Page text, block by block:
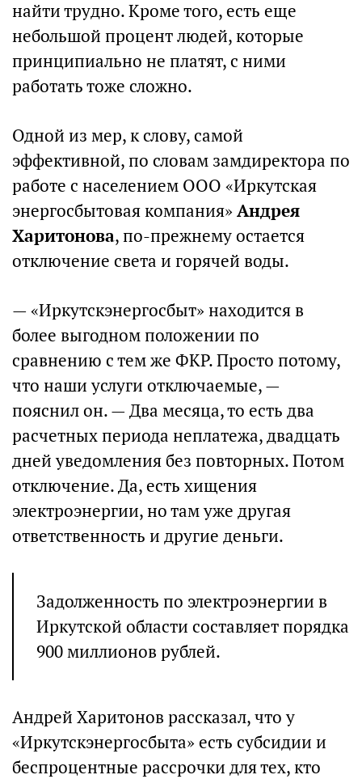
найти трудно. Кроме того, есть еще
небольшой процент людей, которые
принципиально не платят, с ними
работать тоже сложно.
Одной из мер, к слову, самой
эффективной, по словам замдиректора по
работе с населением ООО «Иркутская
энергосбытовая компания»Андрея
Харитонова, по-прежнему остается
отключение света и горячей воды.
— «Иркутскэнергосбыт» находится в
более выгодном положении по
сравнению с тем же ФКР. Просто потому,
что наши услуги отключаемые, —
пояснил он. — Два месяца, то есть два
расчетных периода неплатежа, двадцать
дней уведомления без повторных. Потом
отключение. Да, есть хищения
электроэнергии, но там уже другая
ответственность и другие деньги.
Задолженность по электроэнергии в
Иркутской области составляет порядка
900 миллионов рублей.
Андрей Харитонов рассказал, что у
«Иркутскэнергосбыта» есть субсидии и
беспроцентные рассрочки для тех, кто